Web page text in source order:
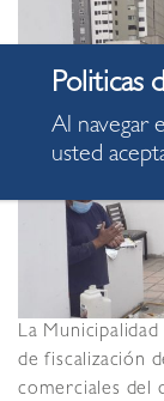
La
de fiscalización
comerciales del
Al navegar
usted